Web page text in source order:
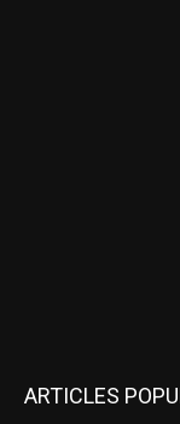
ARTICLES